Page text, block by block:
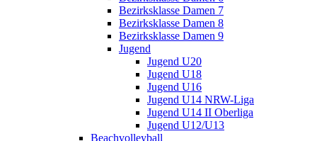
Bezirksklasse Damen 7
Bezirksklasse Damen 8
Bezirksklasse Damen 9
Jugend
Jugend U20
Jugend U18
Jugend U16
Jugend U14 NRW-Liga
Jugend U14 II Oberliga
Jugend U12/U13
Beachvolleyball